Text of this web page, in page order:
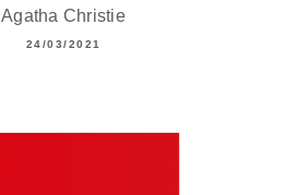
Agatha Christie
24/03/2021